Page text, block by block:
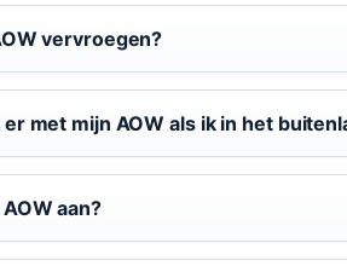
vervroegen?
met mijn AOW als ik in het
aan?